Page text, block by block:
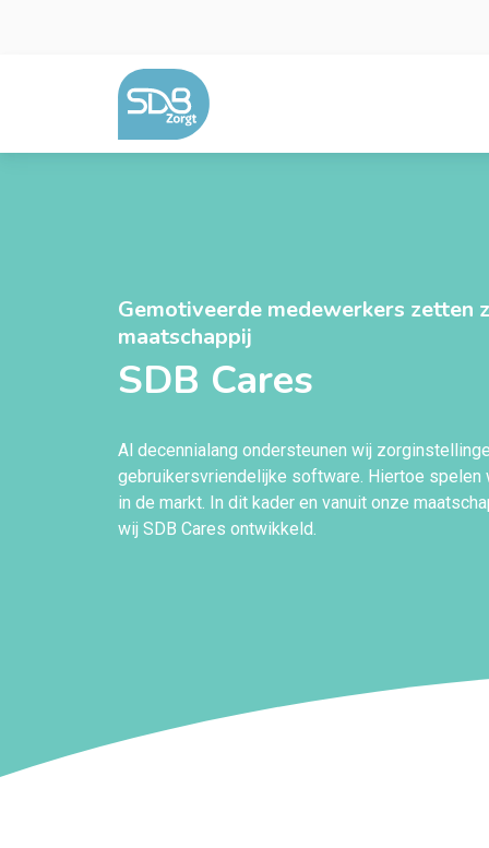
Gemotiveerde medewerkers zetten
maatschappij
SDB Cares
Al decennialang ondersteunen wij
gebruikersvriendelijke software. Hiertoe spelen
in de markt. In dit kader en vanuit onze
wij SDB Cares ontwikkeld.